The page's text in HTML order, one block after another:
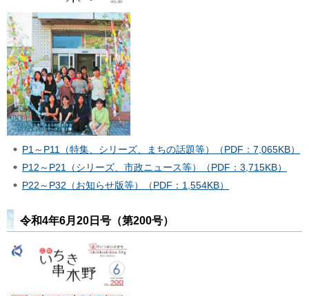
P1～P11（特集、シリーズ、まちの話題等）（PDF：7,065KB）
P12～P21（シリーズ、市政ニュース等）（PDF：3,715KB）
P22～P32（お知らせ版等）（PDF：1,554KB）
令和4年6月20日号（第200号）